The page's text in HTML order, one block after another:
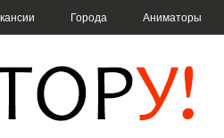
Перейти к основному
содержанию
Города Аниматоры